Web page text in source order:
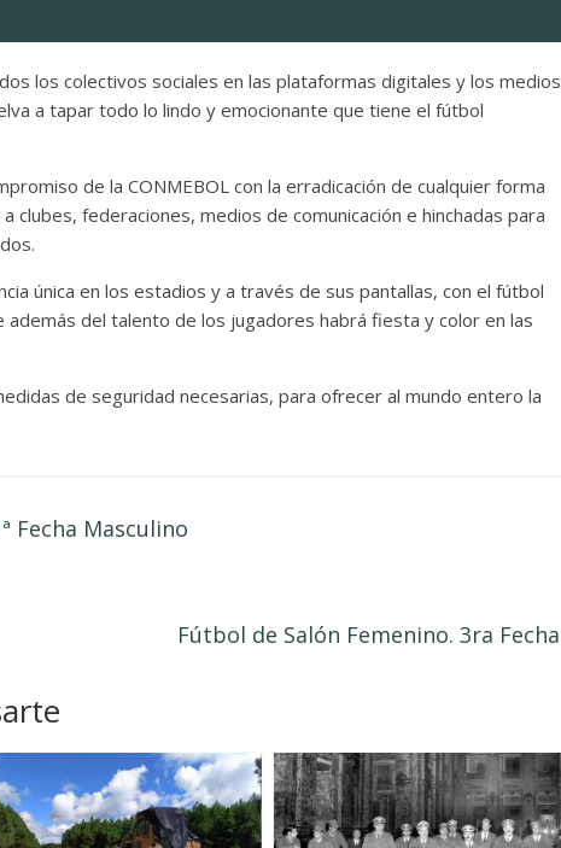
los colectivos sociales en las plataformas digitales y los medios
a tapar todo lo lindo y emocionante que tiene el fútbol
de la CONMEBOL con la erradicación de cualquier forma
clubes, federaciones, medios de comunicación e hinchadas para
única en los estadios y a través de sus pantallas, con el fútbol
del talento de los jugadores habrá fiesta y color en las
de seguridad necesarias, para ofrecer al mundo entero la
Fecha Masculino
Fútbol de Salón Femenino. 3ra Fecha